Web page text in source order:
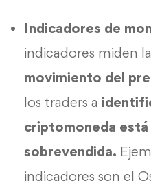
Indicadores de
indicadores miden la
movimiento del
los traders a
criptomoneda
sobrevendida.
indicadores son el